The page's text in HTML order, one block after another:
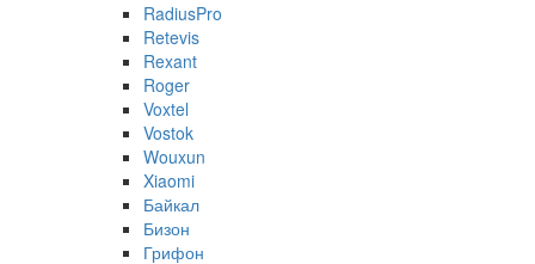
RadiusPro
Retevis
Rexant
Roger
Voxtel
Vostok
Wouxun
Xiaomi
Байкал
Бизон
Грифон